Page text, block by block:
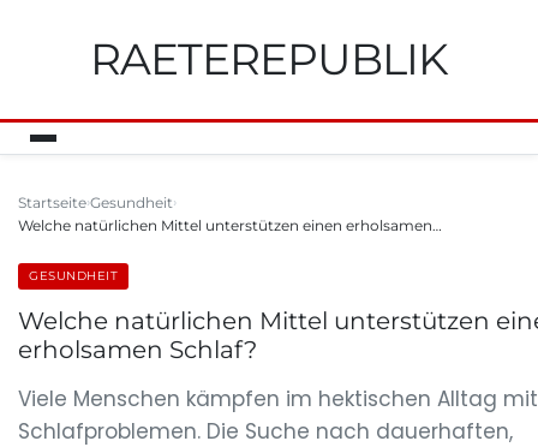
RAETEREPUBLIK
Startseite Gesundheit
Welche natürlichen Mittel unterstützen einen erholsamen…
GESUNDHEIT
Welche natürlichen Mittel unterstützen
erholsamen Schlaf?
Viele Menschen kämpfen im hektischen Alltag mit
Schlafproblemen. Die Suche nach dauerhaften,